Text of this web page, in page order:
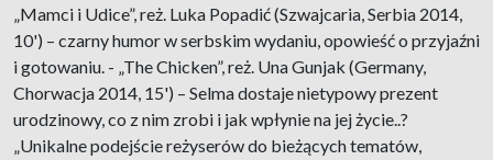
„Mamci i Udice”, reż. Luka Popadić (Szwajcaria, Serbia 2014,
10') – czarny humor w serbskim wydaniu, opowieść o przyjaźni
i gotowaniu. - „The Chicken”, reż. Una Gunjak (Germany,
Chorwacja 2014, 15') – Selma dostaje nietypowy prezent
urodzinowy, co z nim zrobi i jak wpłynie na jej życie..?
„Unikalne podejście reżyserów do bieżących tematów,